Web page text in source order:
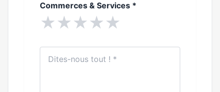
Commerces & Services *
★★★★★